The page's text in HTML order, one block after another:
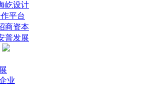
屹设计
平台
商资本
普发展
业